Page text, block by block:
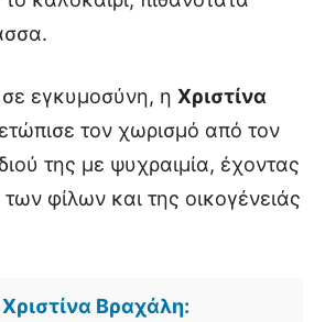
εγκυμοσύνη, η Χριστίνα
τον χωρισμό από τον
της με ψυχραιμία, έχοντας
φίλων και της οικογένειάς
Χριστίνα Βραχάλη: